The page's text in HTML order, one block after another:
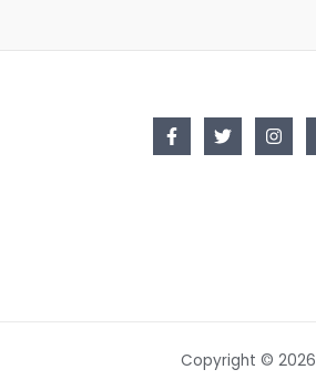
Copyright © 2026